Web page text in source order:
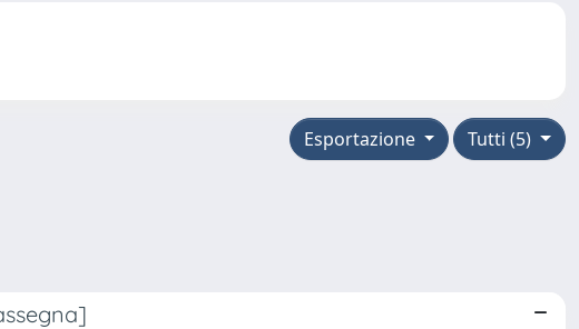
Tutti (5)
Esportazione